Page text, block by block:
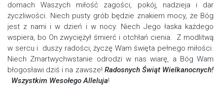
domach Waszych miłość zagości, pokój, nadzieja i dar
życzliwości. Niech pusty grób będzie znakiem mocy, że Bóg
jest z nami i w dzień i w nocy. Niech Jego łaska każdego
wspiera, bo On zwyciężył śmierć i otchłań cienia. Z modlitwą
w sercu i duszy radości, życzę Wam święta pełnego miłości.
Niech Zmartwychwstanie odrodzi w nas wiarę, a Bóg Wam
błogosławi dziś i na zawsze! Radosnych Świąt Wielkanocnych!
Wszystkim Wesołego Alleluja!